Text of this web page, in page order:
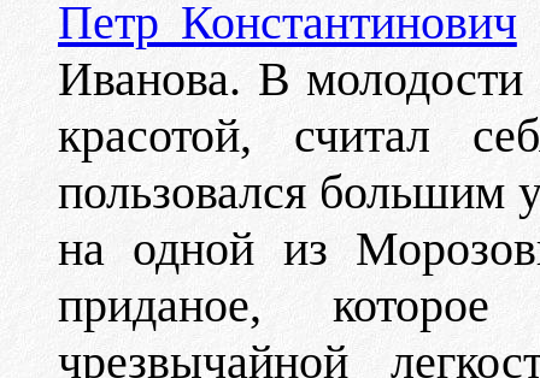
Петр Константинович
Иванова. В молодости
красотой, считал
пользовался
на одной из
приданое,
чрезвычайной